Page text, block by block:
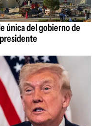
única del gobierno de